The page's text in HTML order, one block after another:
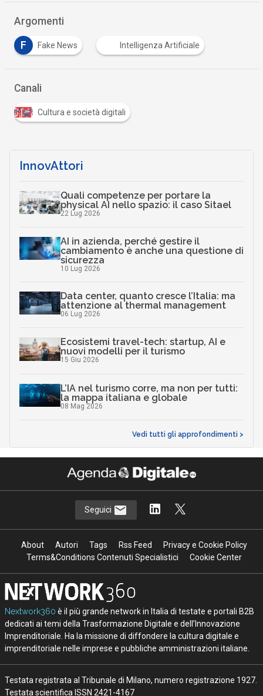
Argomenti
F Fake News Intelligenza Artificiale
Canali
Cultura e società digitali
InnovAttori
Quali competenze per portare la
physical AI nello spazio: il caso Sitael
22 Lug 2026
AI in azienda, perché gestire il
cambiamento è anche una questione di
sicurezza
10 Lug 2026
Data center, quanto cresce l’Italia: ma
attenzione al thermal management
06 Lug 2026
Ecosistemi travel-tech: startup, AI e
nuovi modelli per il turismo
15 Giu 2026
L’IA nel turismo corre, ma non per tutti:
la mappa italiana e globale
08 Mag 2026
Vedi tutti gli approfondimenti >
Seguici
About Autori Tags Rss Feed
Privacy e Cookie Policy
Terms&Conditions Contenuti Specialistici
Cookie Center
Nextwork360 è il più grande network in Italia di testate e portali B2B
dedicati ai temi della Trasformazione Digitale e dell’Innovazione
Imprenditoriale. Ha la missione di diffondere la cultura digitale e
imprenditoriale nelle imprese e pubbliche amministrazioni italiane.
Testata registrata al Tribunale di Milano, numero registrazione 1927.
Testata scientifica ISSN 2421-4167